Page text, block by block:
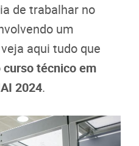
de trabalhar no
um
aqui tudo que
curso técnico em
2024.